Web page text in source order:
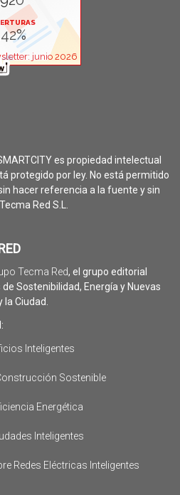
es propiedad intelectual
protegido por ley. No está permitido
hacer referencia a la fuente y sin
Red S.L.
Tecma Red, el grupo editorial
Sostenibilidad, Energía y Nuevas
Ciudad.
Inteligentes
Sostenible
Energética
Inteligentes
Redes Eléctricas Inteligentes